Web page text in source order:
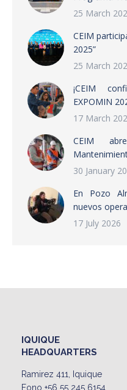
25 March
CEIM
2025”
25 March
¡CEIM
EXPOMIN
17 March
CEIM
30 January
En Pozo
nuevos
17 July 2026
IQUIQUE
HEADQUARTERS
Ramirez 411, Iquique
Fono +56 55 245 6154